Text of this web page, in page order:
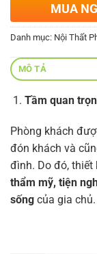
MUA
Danh mục: Nội Thất
MÔ TẢ
Tầm quan
Phòng khách
đón khách và
đình. Do đó, thiết
thẩm mỹ, tiện
sống của gia chủ.